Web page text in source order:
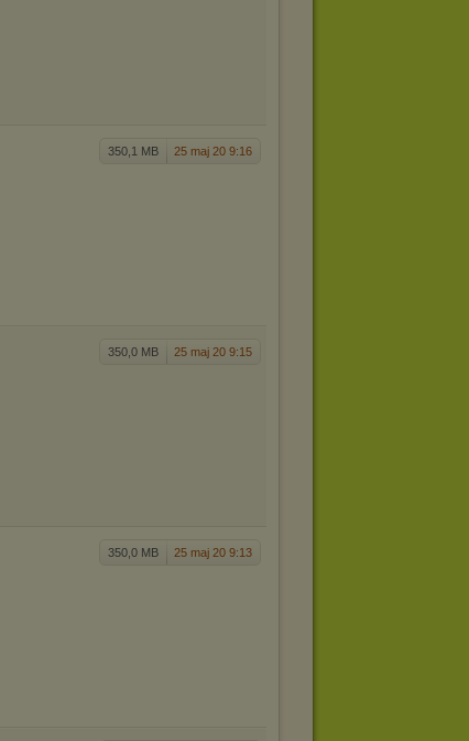
350,1 MB 25 maj 20 9:16
350,0 MB 25 maj 20 9:15
350,0 MB 25 maj 20 9:13